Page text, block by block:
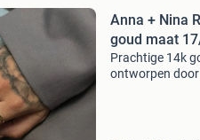
Anna + Nina
goud maat
Prachtige 14k
ontworpen